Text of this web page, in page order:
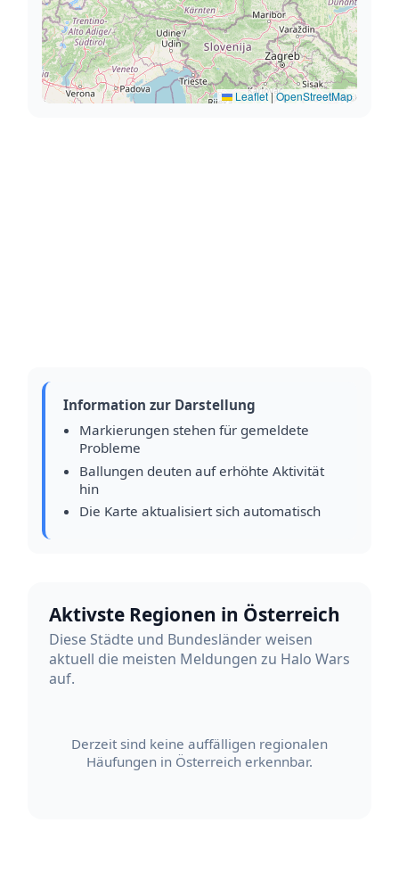
Leaflet| OpenStreetMap
Information zur Darstellung
Markierungen stehen für gemeldete
Probleme
Ballungen deuten auf erhöhte Aktivität
hin
Die Karte aktualisiert sich automatisch
Aktivste Regionen in Österreich
Diese Städte und Bundesländer weisen
aktuell die meisten Meldungen zu Halo Wars
auf.
Derzeit sind keine auffälligen regionalen
Häufungen in Österreich erkennbar.